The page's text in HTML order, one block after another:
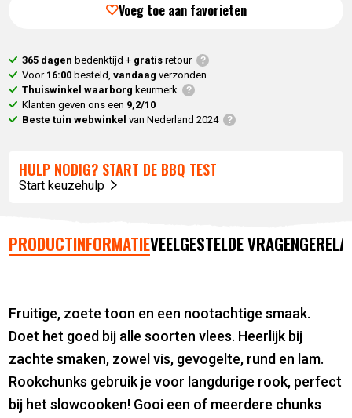
12,35.
Voeg toe aan favorieten
365 dagen bedenktijd + gratisretour
Voor 16:00 besteld,vandaag verzonden
Thuiswinkel waarborg keurmerk
Klanten geven ons een 9,2/10
Beste tuin webwinkel van Nederland 2024
HULP NODIG? START DE BBQ TEST
Start keuzehulp
PRODUCTINFORMATIEVEELGESTELDE VRAGEN
Fruitige, zoete toon en een nootachtige smaak.
Doet het goed bij alle soorten vlees. Heerlijk bij
zachte smaken, zowel vis, gevogelte, rund en lam.
Rookchunks gebruik je voor langdurige rook, perfect
bij het slowcooken! Gooi een of meerdere chunks